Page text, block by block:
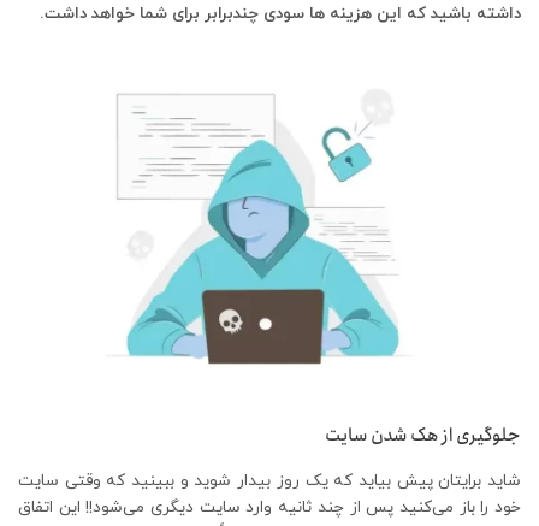
داشته باشید که این هزینه ها سودی چندبرابر برای شما خواهد داشت.
جلوگیری از هک شدن سایت
شاید برایتان پیش بیاید که یک روز بیدار شوید و ببینید که وقتی سایت
خود را باز می‌کنید پس از چند ثانیه وارد سایت دیگری می‌شود!! این اتفاق